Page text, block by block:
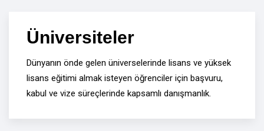
Üniversiteler
Dünyanın önde gelen üniverselerinde lisans ve yüksek
lisans eğitimi almak isteyen öğrenciler için başvuru,
kabul ve vize süreçlerinde kapsamlı danışmanlık.